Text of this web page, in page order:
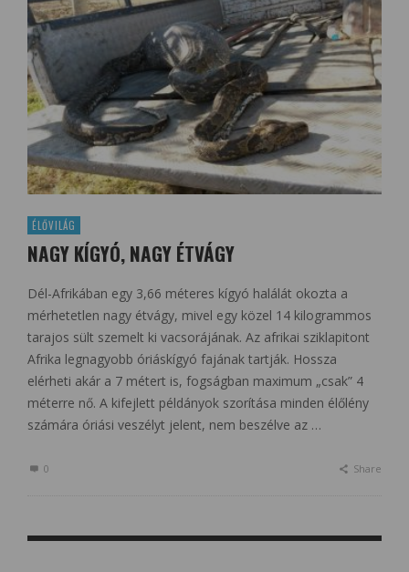
ÉLŐVILÁG
NAGY KÍGYÓ, NAGY ÉTVÁGY
Dél-Afrikában egy 3,66 méteres kígyó halálát okozta a
mérhetetlen nagy étvágy, mivel egy közel 14 kilogrammos
tarajos sült szemelt ki vacsorájának. Az afrikai sziklapitont
Afrika legnagyobb óriáskígyó fajának tartják. Hossza
elérheti akár a 7 métert is, fogságban maximum „csak” 4
méterre nő. A kifejlett példányok szorítása minden élőlény
számára óriási veszélyt jelent, nem beszélve az …
0 Share